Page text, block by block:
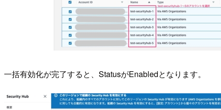
一括有効化が完了すると、StatusがEnabledとなります。